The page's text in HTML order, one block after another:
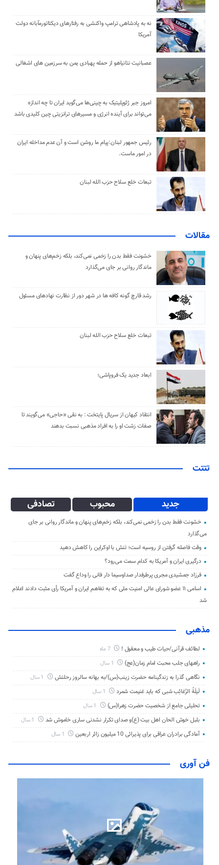
نه به پادشاهی ترامپ واکنشی به رفتارهای دیکتاتورمآبانه دولت
آمریکا
عصبانیت نتانیاهو از حمله پهبادی یمن به سرزمین های اشغالی
امروز جبر ژئوپلیتیک به چینی‌ها می‌گوید ایران تا چه اندازه
می‌تواند برای آینده انرژی و مسیرهای ترانزیتی چین کلیدی باشد
رئیس جمهور لبنان:پیام ما روشن است و آن عدم مداخله ایران
در امور ماست.
تبعات خلع سلاح حزب الله لبنان
مقالات
خشونت فقط بدن را زخمی نمی‌کند، بلکه زخم‌های پنهان و
ماندگار روانی بر جای می‌گذارد
رشد قارچ گونه کافه ها در شهر دور از نظارت نهادهای مسئول
تبعات خلع سلاح حزب الله لبنان
ابعاد جدید یک فروپاشی؛
انتقاد کیهان از سریال پایتخت : به نقی «حاجی» می‌گویند تا
صفات زشت او را به افراد مذهبی نسبت بدهند
تتتت
جدید محبوب تصادفی
خشونت فقط بدن را زخمی نمی‌کند، بلکه زخم‌های پنهان و ماندگار روانی بر جای
می‌گذارد
وقت فاصله گرفتن از روسیه است؛ تنش با اوکراین را کاهش دهید
درگیری ایران و آمریکا به کدام سمت می‌رود؟
فرزاد جمشیدی مجری پرطرفدار صداوسیما دار فانی را وداع گفت
اسامی ۱۱ عضو شورای عالی امنیت ملی که به تفاهم ایران و آمریکا رأی مثبت دادند اعلام
شد
مذهبی
لطائف قرآنی/حیات طیب و معقول ! 7 ماه
راههای جلب محبت امام زمان(عج)
نگاهی گذرا به زندگینامه حضرت زینب(س)/به بهانه سالروز رحلتش
لَیلَةُ الرَّغائِب شبی که باید غنیمت شمرد
تحلیلی جامع از شخصیت حضرت زهرا(س)
بلبل خوش الحان اهل بیت (ع)و صدای تکرار نشدنی ساری خاموش شد
آمادگی برادران عراقی برای پذیرائی 10 میلیون زائر اربعین
فن آوری